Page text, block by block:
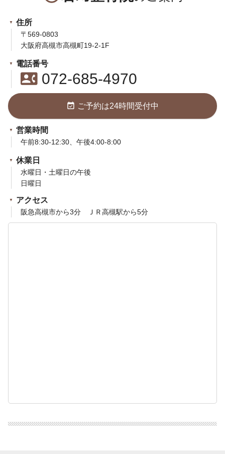
住所
〒569-0803
大阪府高槻市高槻町19-2-1F
電話番号
contact_phone072-685-4970
event_available ご予約は24時間受付中
営業時間
午前8:30-12:30、午後4:00-8:00
休業日
水曜日・土曜日の午後
日曜日
アクセス
阪急高槻市から3分 ＪＲ高槻駅から5分